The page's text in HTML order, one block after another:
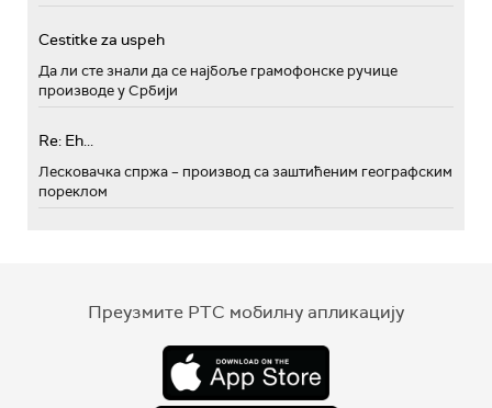
Cestitke za uspeh
Да ли сте знали да се најбоље грамофонске ручице
производе у Србији
Re: Eh...
Лесковачка спржа – производ са заштићеним географским
пореклом
Преузмите РТС мобилну апликацију